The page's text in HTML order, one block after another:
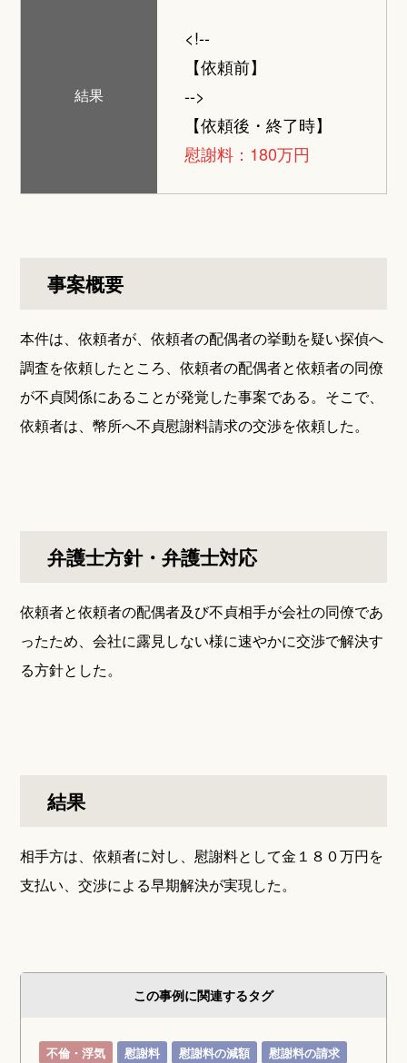
結果
<!--
【依頼前】
-->
【依頼後・終了時】
慰謝料：180万円
事案概要
本件は、依頼者が、依頼者の配偶者の挙動を疑い探偵へ
調査を依頼したところ、依頼者の配偶者と依頼者の同僚
が不貞関係にあることが発覚した事案である。そこで、
依頼者は、幣所へ不貞慰謝料請求の交渉を依頼した。
弁護士方針・弁護士対応
依頼者と依頼者の配偶者及び不貞相手が会社の同僚であ
ったため、会社に露見しない様に速やかに交渉で解決す
る方針とした。
結果
相手方は、依頼者に対し、慰謝料として金１８０万円を
支払い、交渉による早期解決が実現した。
この事例に関連するタグ
不倫・浮気 慰謝料 慰謝料の減額 慰謝料の請求